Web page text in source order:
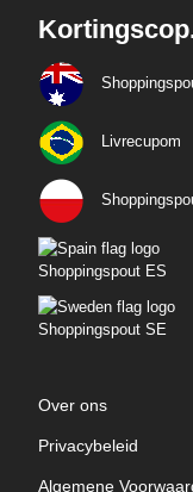
Livrecupom
Shoppingspout ES
Shoppingspout SE
Over ons
Privacybeleid
Algemene